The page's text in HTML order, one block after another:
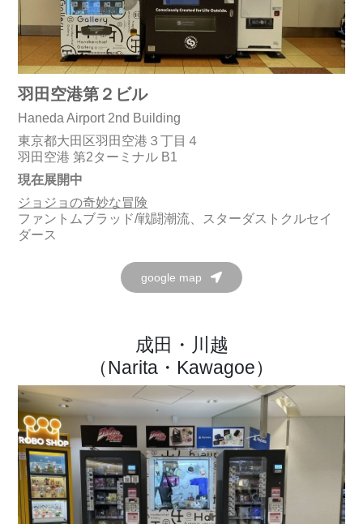
羽田空港第２ビル
Haneda Airport 2nd Building
東京都大田区羽田空港３丁目４
羽田空港 第2ターミナル B1
現在展開中
ジョジョの奇妙な冒険
ファントムブラッド/戦闘潮流、スターダストクルセイ
ダース
google map
成田・川越
（Narita・Kawagoe）